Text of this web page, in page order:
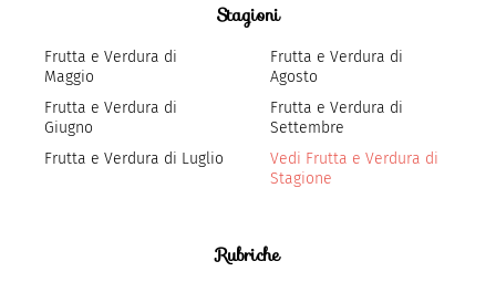
Stagioni
Frutta e Verdura di
Maggio
Frutta e Verdura di
Giugno
Frutta e Verdura di Luglio
Frutta e Verdura di
Agosto
Frutta e Verdura di
Settembre
Vedi Frutta e Verdura di
Stagione
Rubriche